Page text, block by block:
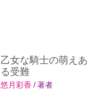
乙女な騎士の萌えあ
る受難
悠月彩香 / 著者